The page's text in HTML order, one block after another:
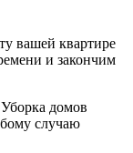
вашей квартире
и закончим
Уборка домов
случаю